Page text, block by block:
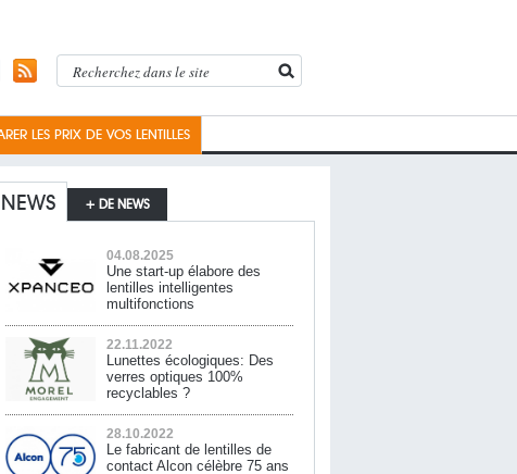
LES PRIX DE VOS LENTILLES
NEWS + DE NEWS
04.08.2025
Une start-up élabore des
lentilles intelligentes
multifonctions
22.11.2022
Lunettes écologiques: Des
verres optiques 100%
recyclables ?
28.10.2022
Le fabricant de lentilles de
contact Alcon célèbre 75 ans